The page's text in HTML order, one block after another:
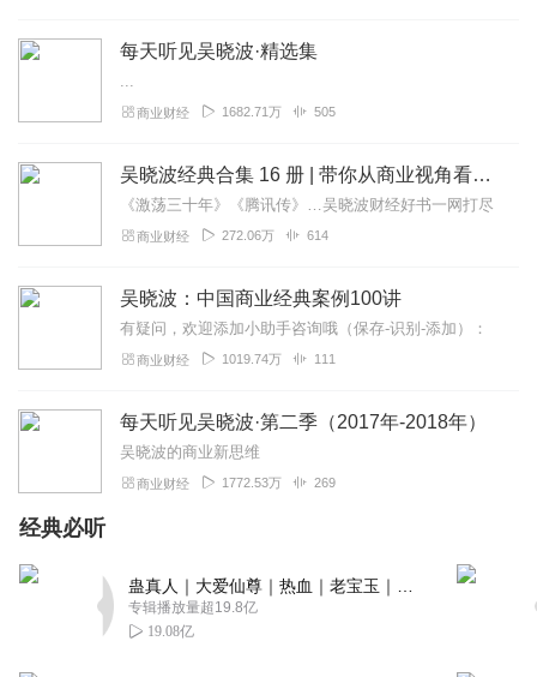
吴老师声音听着很舒服，节奏也很好。但是穿插的女声音频
音调太高，很不协调，让人很难受且极影响注意力。
阳光sun2
感谢吴晓波老师精彩，高层次的引导，另自己可以站得高一
爱这色彩缤纷的世界，同时也感谢喜马拉雅平台让我有机会
Angel_1026
个人的财经专业度、看事情的高度、讲述的逻辑性、贯穿始
终的方方面面的知识点，会让我们看到、看懂很多。虽说知
践层面的认知。
回复 2020-05-17
每天听见吴晓波·精选集
...
商业财经 1682.71万 505
吴晓波经典合集 16 册 | 带你从商业视角看世界
《激荡三十年》《腾讯传》…吴晓波财经好书一网打尽
商业财经 272.06万 614
吴晓波：中国商业经典案例100讲
有疑问，欢迎添加小助手咨询哦（保存-识别-添加）：
商业财经 1019.74万 111
每天听见吴晓波·第二季（2017年-2018年）
吴晓波的商业新思维
商业财经 1772.53万 269
经典必听
专辑播放量超19.8亿
19.08亿